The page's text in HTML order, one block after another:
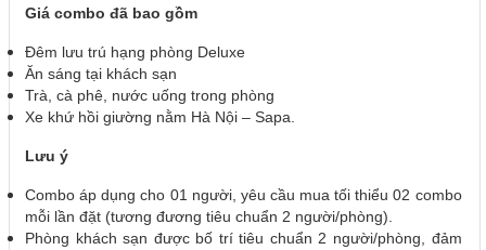
Giá combo đã bao gồm
Đêm lưu trú hạng phòng Deluxe
Ăn sáng tại khách sạn
Trà, cà phê, nước uống trong phòng
Xe khứ hồi giường nằm Hà Nội – Sapa.
Lưu ý
Combo áp dụng cho 01 người, yêu cầu mua tối thiểu 02 combo
mỗi lần đặt (tương đương tiêu chuẩn 2 người/phòng).
Phòng khách sạn được bố trí tiêu chuẩn 2 người/phòng, đảm